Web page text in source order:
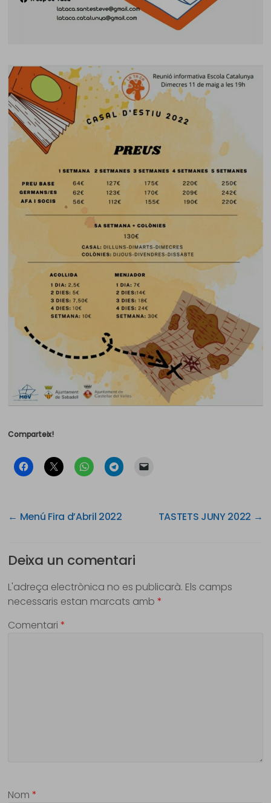
Comparteix!
← Menú Fira d’Abril 2022 TASTETS JUNY 2022 →
Deixa un comentari
L'adreça electrònica no es publicarà. Els camps
necessaris estan marcats amb*
Comentari*
Nom*